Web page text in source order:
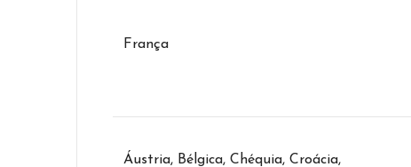
França
Áustria, Bélgica, Chéquia, Croácia,